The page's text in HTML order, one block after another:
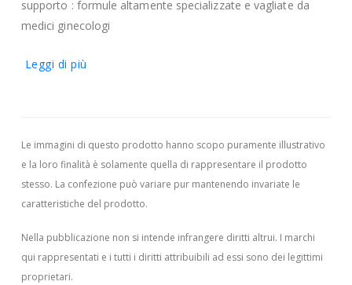
supporto : formule altamente specializzate e vagliate da
medici ginecologi
Leggi di più
Le immagini di questo prodotto hanno scopo puramente illustrativo
e la loro finalità è solamente quella di rappresentare il prodotto
stesso. La confezione può variare pur mantenendo invariate le
caratteristiche del prodotto.
Nella pubblicazione non si intende infrangere diritti altrui. I marchi
qui rappresentati e i tutti i diritti attribuibili ad essi sono dei legittimi
proprietari.